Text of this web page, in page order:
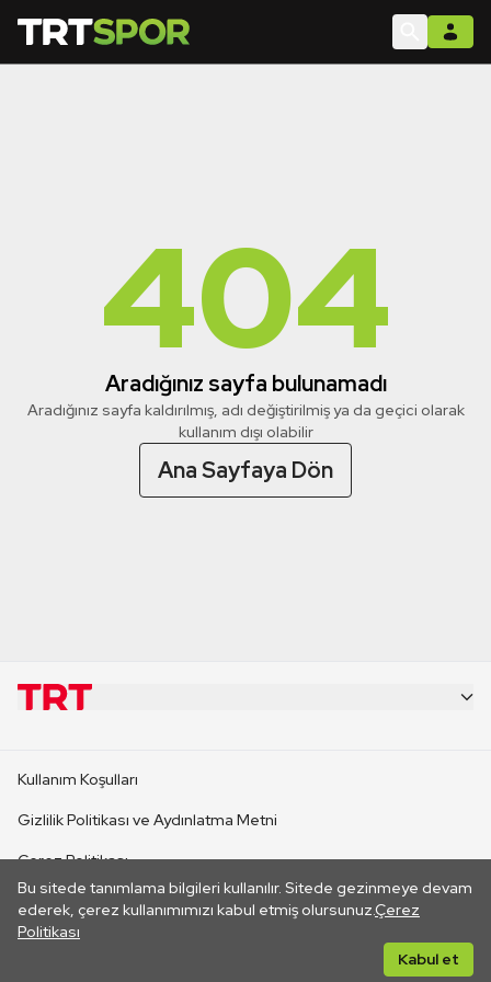
404
Aradığınız sayfa bulunamadı
Aradığınız sayfa kaldırılmış, adı değiştirilmiş ya da geçici olarak
kullanım dışı olabilir
Ana Sayfaya Dön
Bu sitede tanımlama bilgileri kullanılır. Sitede gezinmeye devam
ederek, çerez kullanımımızı kabul etmiş olursunuz.Çerez
Politikası
Kabul et
CANLI YAYINLAR
Kullanım Koşulları
Gizlilik Politikası ve Aydınlatma Metni
Çerez Politikası
İletişim
Her hakkı saklıdır. ©2026 TRT. Bağlantı yoluyla gidilen dış